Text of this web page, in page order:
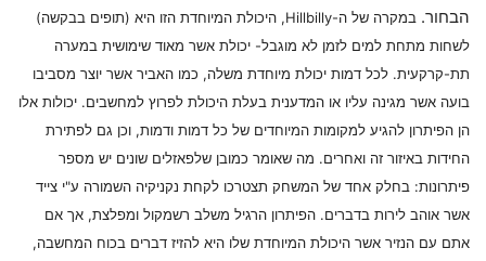
הבחור.
במקרה של ה-Hillbilly, היכולת המיוחדת הזו היא (תופים בבקשה)
לשחות מתחת למים לזמן לא מוגבל- יכולת אשר מאוד שימושית במערה
תת-קרקעית. לכל דמות יכולת מיוחדת משלה, כמו האביר אשר יוצר מסביבו
בועה אשר מגינה עליו או המדענית בעלת היכולת לפרוץ למחשבים. יכולות אלו
הן הפיתרון להגיע למקומות המיוחדים של כל דמות ודמות, וכן גם לפתירת
החידות באיזור זה ואחרים. מה שאומר כמובן שלפאזלים שונים יש מספר
פיתרונות: בחלק אחד של המשחק תצטרכו לקחת נקניקיה השמורה ע"י צייד
אשר אוהב לירות בדברים. הפיתרון הרגיל משלב רשמקול ומפלצת, אך אם
אתם עם הנזיר אשר היכולת המיוחדת שלו היא להזיז דברים בכוח המחשבה,